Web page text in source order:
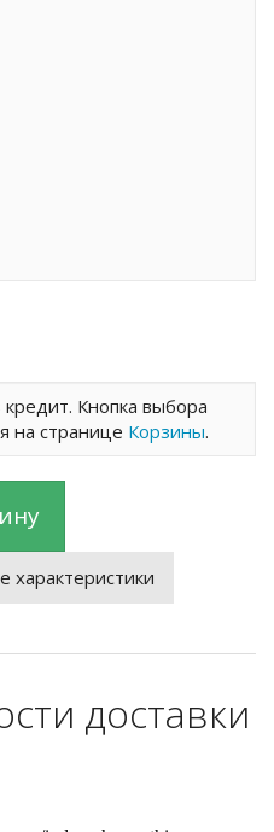
Кнопка выбора
на странице Корзины.
характеристики
доставки